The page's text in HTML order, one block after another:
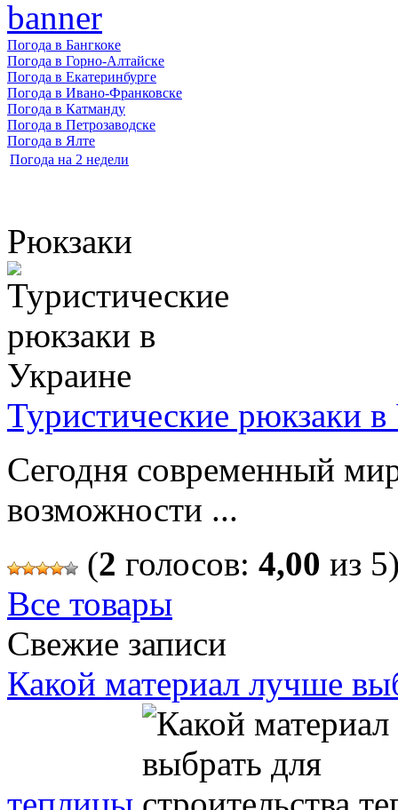
Погода в Бангкоке
Погода в Горно-Алтайске
Погода в Екатеринбурге
Погода в Ивано-Франковске
Погода в Катманду
Погода в Петрозаводске
Погода в Ялте
Погода на 2 недели
Рюкзаки
Туристические рюкзаки
Сегодня современный
возможности ...
(2 голосов: 4,00 из
Все товары
Свежие записи
Какой материал лучше